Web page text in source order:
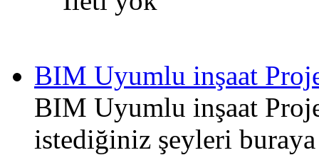
BIM Uyumlu inşaat
BIM Uyumlu inşaat
istediğiniz şeyleri